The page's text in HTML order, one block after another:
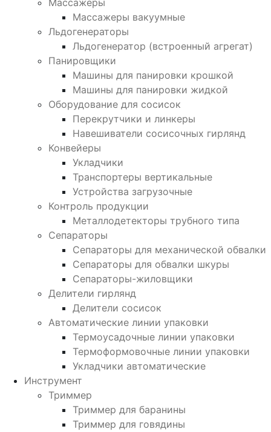
Массажеры
Массажеры вакуумные
Льдогенераторы
Льдогенератор (встроенный агрегат)
Панировщики
Машины для панировки крошкой
Машины для панировки жидкой
Оборудование для сосисок
Перекрутчики и линкеры
Навешиватели сосисочных гирлянд
Конвейеры
Укладчики
Транспортеры вертикальные
Устройства загрузочные
Контроль продукции
Металлодетекторы трубного типа
Сепараторы
Сепараторы для механической обвалки
Сепараторы для обвалки шкуры
Сепараторы-жиловщики
Делители гирлянд
Делители сосисок
Автоматические линии упаковки
Термоусадочные линии упаковки
Термоформовочные линии упаковки
Укладчики автоматические
Инструмент
Триммер
Триммер для баранины
Триммер для говядины